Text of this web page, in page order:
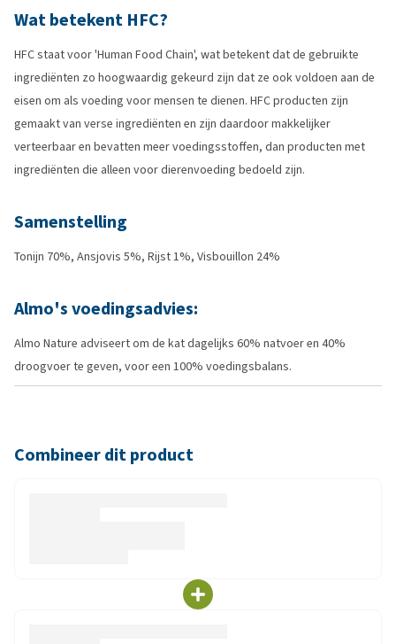
Wat betekent HFC?
HFC staat voor 'Human Food Chain', wat betekent dat de gebruikte
ingrediënten zo hoogwaardig gekeurd zijn dat ze ook voldoen aan de
eisen om als voeding voor mensen te dienen. HFC producten zijn
gemaakt van verse ingrediënten en zijn daardoor makkelijker
verteerbaar en bevatten meer voedingsstoffen, dan producten met
ingrediënten die alleen voor dierenvoeding bedoeld zijn.
Samenstelling
Tonijn 70%, Ansjovis 5%, Rijst 1%, Visbouillon 24%
Almo's voedingsadvies:
Almo Nature adviseert om de kat dagelijks 60% natvoer en 40%
droogvoer te geven, voor een 100% voedingsbalans.
Combineer dit product